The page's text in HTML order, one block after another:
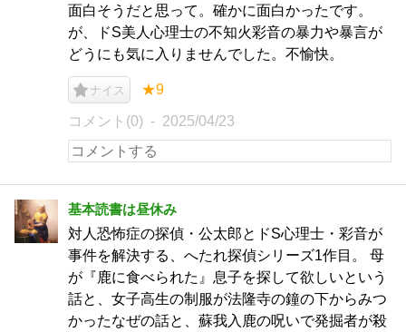
面白そうだと思って。確かに面白かったです。
が、ドS美人心理士の不知火彩音の暴力や暴言が
どうにも気に入りませんでした。不愉快。
ナイス ★9
コメント(0) 2025/04/23
基本読書は昼休み
対人恐怖症の探偵・公太郎とドS心理士・彩音が
事件を解決する、へたれ探偵シリーズ1作目。 母
が『鹿に食べられた』息子を探して欲しいという
話と、女子高生の制服が法隆寺の鐘の下からみつ
かったなぜの話と、蘇我入鹿の呪いで発掘者が殺